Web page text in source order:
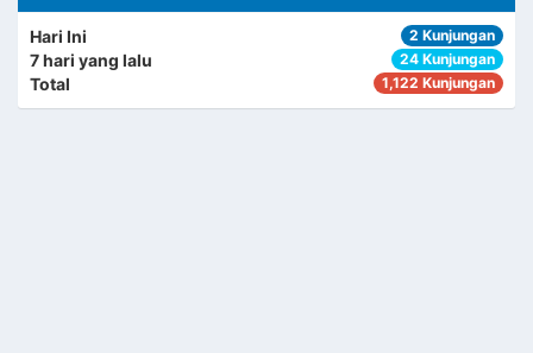
KEPALA SEKSI PEMERINTAHAN
Hari Ini 2 Kunjungan
7 hari yang lalu 24 Kunjungan
Total 1,122 Kunjungan